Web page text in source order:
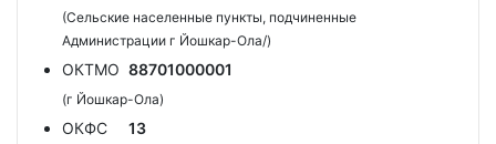
(Сельские населенные пункты, подчиненные
Администрации г Йошкар-Ола/)
ОКТМО 88701000001
(г Йошкар-Ола)
ОКФС 13